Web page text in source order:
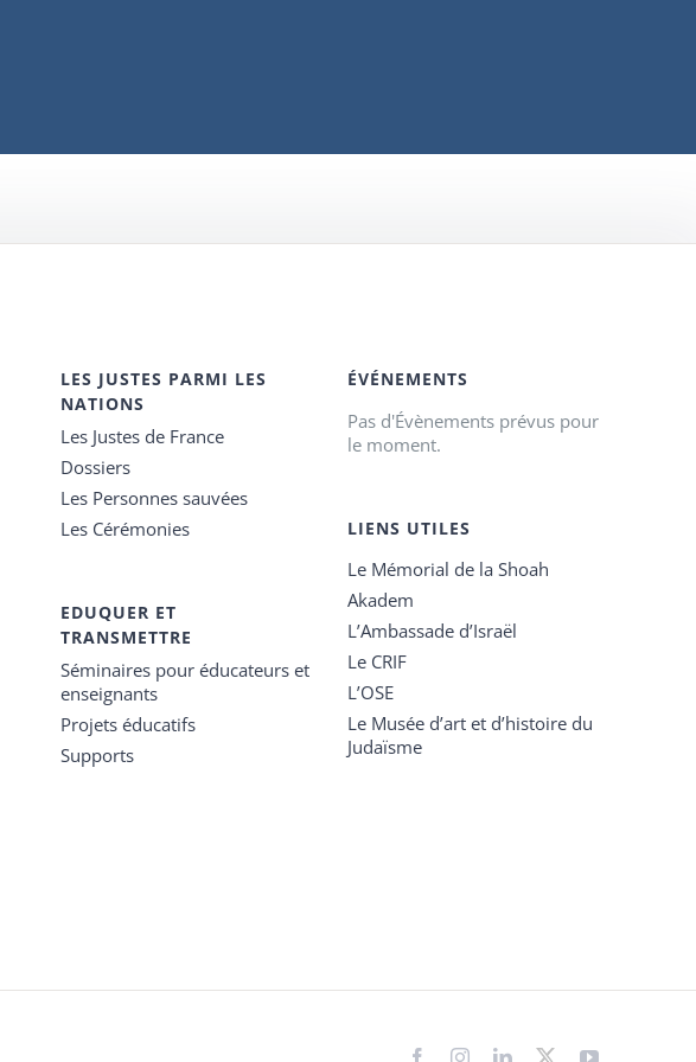
LES JUSTES PARMI LES
NATIONS
Les Justes de France
Dossiers
Les Personnes sauvées
Les Cérémonies
EDUQUER ET
TRANSMETTRE
Séminaires pour éducateurs et
enseignants
Projets éducatifs
Supports
ÉVÉNEMENTS
Pas d'Évènements prévus pour
le moment.
LIENS UTILES
Le Mémorial de la Shoah
Akadem
L’Ambassade d’Israël
Le CRIF
L’OSE
Le Musée d’art et d’histoire du
Judaïsme
FacebookInstagramLinkedIn
X YouTube